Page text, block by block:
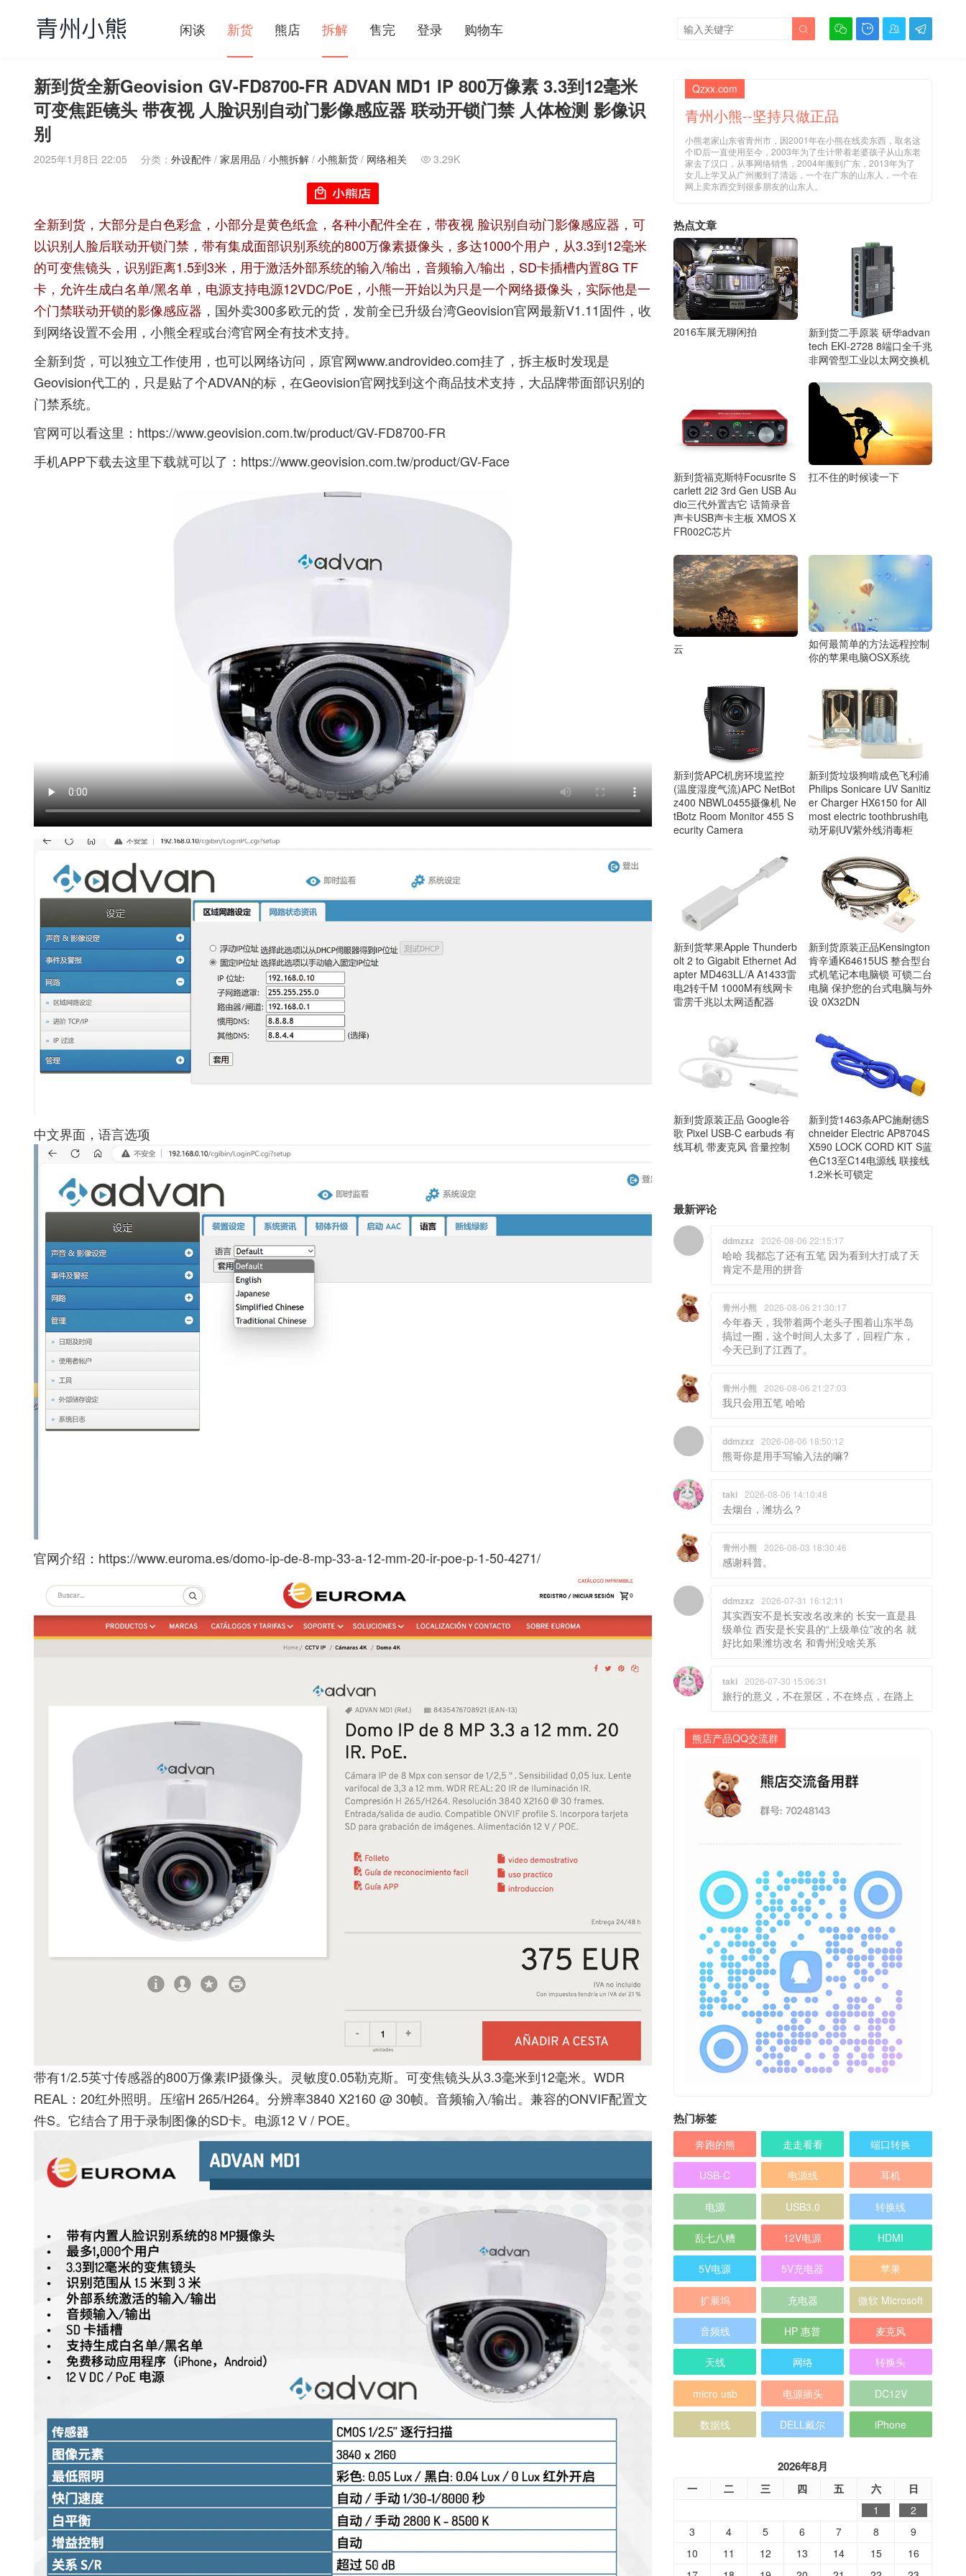
闲谈 新货 熊店 拆解 售完 登录 购物车    

新到货全新Geovision GV-FD8700-FR ADVAN MD1 IP 800万像素 3.3到12毫米
可变焦距镜头 带夜视 人脸识别自动门影像感应器 联动开锁门禁 人体检测 影像识
别
2025年1月8日 22:05 分类： 外设配件 / 家居用品 / 小熊拆解 / 小熊新货 / 网络相关  3.29K
全新到货，大部分是白色彩盒，小部分是黄色纸盒，各种小配件全在，带夜视 脸识别自动门影像感应器，可
以识别人脸后联动开锁门禁，带有集成面部识别系统的800万像素摄像头，多达1000个用户，从3.3到12毫米
的可变焦镜头，识别距离1.5到3米，用于激活外部系统的输入/输出，音频输入/输出，SD卡插槽内置8G TF
卡，允许生成白名单/黑名单，电源支持电源12VDC/PoE，小熊一开始以为只是一个网络摄像头，实际他是一
个门禁联动开锁的影像感应器 ，国外卖300多欧元的货，发前全已升级台湾Geovision官网最新V1.11固件，收
到网络设置不会用，小熊全程或台湾官网全有技术支持。
全新到货，可以独立工作使用，也可以网络访问，原官网www.androvideo.com挂了，拆主板时发现是
Geovision代工的，只是贴了个ADVAN的标，在Geovision官网找到这个商品技术支持，大品牌带面部识别的
门禁系统。
官网可以看这里： https://www.geovision.com.tw/product/GV-FD8700-FR
手机APP下载去这里下载就可以了： https://www.geovision.com.tw/product/GV-Face
中文界面，语言选项
官网介绍： https://www.euroma.es/domo-ip-de-8-mp-33-a-12-mm-20-ir-poe-p-1-50-4271/
带有1/2.5英寸传感器的800万像素IP摄像头。灵敏度0.05勒克斯。可变焦镜头从3.3毫米到12毫米。WDR
REAL：20红外照明。压缩H 265/H264。分辨率3840 X2160 @ 30帧。音频输入/输出。兼容的ONVIF配置文
件S。它结合了用于录制图像的SD卡。电源12 V / POE。
Qzxx.com
青州小熊--坚持只做正品
小熊老家山东省青州市，因2001年在小熊在线卖东西，取名这
个ID后一直使用至今，2003年为了生计带着老婆孩子从山东老
家去了汉口，从事网络销售，2004年搬到广东，2013年为了
女儿上学又从广州搬到了清远，一个在广东的山东人，一个在
网上卖东西交到很多朋友的山东人。
热点文章
2016车展无聊闲拍
新到货二手原装 研华advan
tech EKI-2728 8端口全千兆
非网管型工业以太网交换机
新到货福克斯特Focusrite S
carlett 2i2 3rd Gen USB Au
dio三代外置吉它 话筒录音
声卡USB声卡主板 XMOS X
FR002C芯片
扛不住的时候读一下
云
如何最简单的方法远程控制
你的苹果电脑OSX系统
新到货APC机房环境监控
(温度湿度气流)APC NetBot
z400 NBWL0455摄像机 Ne
tBotz Room Monitor 455 S
ecurity Camera
新到货垃圾狗啃成色飞利浦
Philips Sonicare UV Sanitiz
er Charger HX6150 for All
most electric toothbrush电
动牙刷UV紫外线消毒柜
新到货苹果Apple Thunderb
olt 2 to Gigabit Ethernet Ad
apter MD463LL/A A1433雷
电2转千M 1000M有线网卡
雷雳千兆以太网适配器
新到货原装正品Kensington
肯辛通K64615US 整合型台
式机笔记本电脑锁 可锁二台
电脑 保护您的台式电脑与外
设 0X32DN
新到货原装正品 Google谷
歌 Pixel USB-C earbuds 有
线耳机 带麦克风 音量控制
新到货1463条APC施耐德S
chneider Electric AP8704S
X590 LOCK CORD KIT S蓝
色C13至C14电源线 联接线
1.2米长可锁定
最新评论
ddmzxz 2026-08-06 22:15:17
哈哈 我都忘了还有五笔 因为看到大打成了天
肯定不是用的拼音
青州小熊 2026-08-06 21:30:17
今年春天，我带着两个老头子围着山东半岛
搞过一圈，这个时间人太多了，回程广东，
今天已到了江西了。
青州小熊 2026-08-06 21:27:03
我只会用五笔 哈哈
ddmzxz 2026-08-06 18:50:12
熊哥你是用手写输入法的嘛?
taki 2026-08-06 14:10:48
去烟台，潍坊么？
青州小熊 2026-08-03 18:30:46
感谢科普。
ddmzxz 2026-07-31 16:12:11
其实西安不是长安改名改来的 长安一直是县
级单位 西安是长安县的“上级单位”改的名 就
好比如果潍坊改名 和青州没啥关系
taki 2026-07-30 15:06:31
旅行的意义，不在景区，不在终点，在路上
熊店产品QQ交流群
热门标签
奔跑的熊 走走看看 端口转换
USB-C 电源线 耳机
电源 USB3.0 转换线
乱七八糟 12V电源 HDMI
5V电源 5V充电器 苹果
扩展坞 充电器 微软 Microsoft
音频线 HP 惠普 麦克风
天线 网络 转换头
micro usb 电源插头 DC12V
数据线 DELL戴尔 iPhone
2026年8月
一 二 三 四 五 六
日
1
2
3
4 5 6 7 8
9
10
11 12 13 14 15
16